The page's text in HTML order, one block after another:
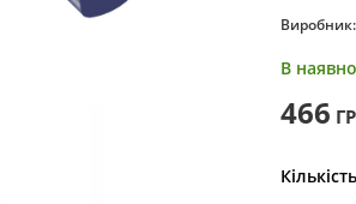
Виробник:
В
466
Кількість